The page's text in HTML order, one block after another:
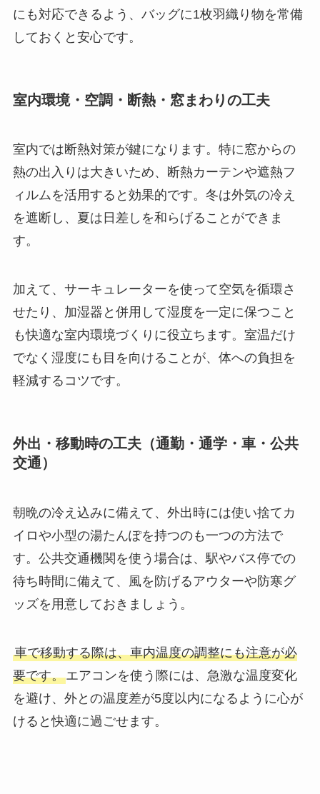
にも対応できるよう、バッグに1枚羽織り物を常備
しておくと安心です。
室内環境・空調・断熱・窓まわりの工夫
室内では断熱対策が鍵になります。特に窓からの
熱の出入りは大きいため、断熱カーテンや遮熱フ
ィルムを活用すると効果的です。冬は外気の冷え
を遮断し、夏は日差しを和らげることができま
す。
加えて、サーキュレーターを使って空気を循環さ
せたり、加湿器と併用して湿度を一定に保つこと
も快適な室内環境づくりに役立ちます。室温だけ
でなく湿度にも目を向けることが、体への負担を
軽減するコツです。
外出・移動時の工夫（通勤・通学・車・公共
交通）
朝晩の冷え込みに備えて、外出時には使い捨てカ
イロや小型の湯たんぽを持つのも一つの方法で
す。公共交通機関を使う場合は、駅やバス停での
待ち時間に備えて、風を防げるアウターや防寒グ
ッズを用意しておきましょう。
車で移動する際は、車内温度の調整にも注意が必
要です。エアコンを使う際には、急激な温度変化
を避け、外との温度差が5度以内になるように心が
けると快適に過ごせます。